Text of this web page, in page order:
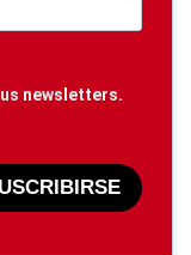
newsletters.